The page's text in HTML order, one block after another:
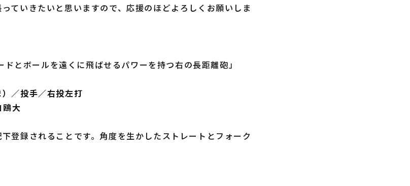
っていきたいと思いますので、応援のほどよろしくお願いしま
とボールを遠くに飛ばせるパワーを持つ右の長距離砲」
／投手／右投左打
大
下登録されることです。角度を生かしたストレートとフォーク